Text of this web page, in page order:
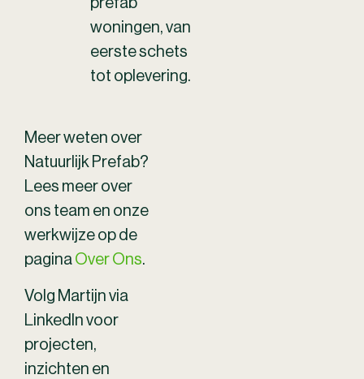
prefab
woningen, van
eerste schets
tot oplevering.
Meer weten over
Natuurlijk Prefab?
Lees meer over
ons team en onze
werkwijze op de
pagina Over Ons.
Volg Martijn via
LinkedIn voor
projecten,
inzichten en